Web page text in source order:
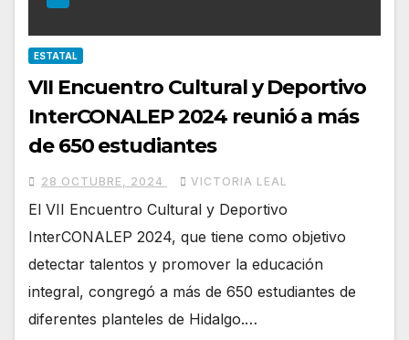
ESTATAL
VII Encuentro Cultural y Deportivo
InterCONALEP 2024 reunió a más
de 650 estudiantes
28 OCTUBRE, 2024 VICTORIA LEAL
El VII Encuentro Cultural y Deportivo
InterCONALEP 2024, que tiene como objetivo
detectar talentos y promover la educación
integral, congregó a más de 650 estudiantes de
diferentes planteles de Hidalgo.…